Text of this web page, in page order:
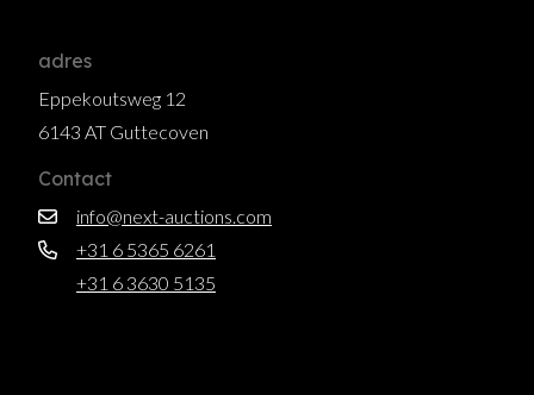
adres
Eppekoutsweg 12
6143 AT Guttecoven
Contact
info@next-auctions.com
+31 6 5365 6261
+31 6 3630 5135